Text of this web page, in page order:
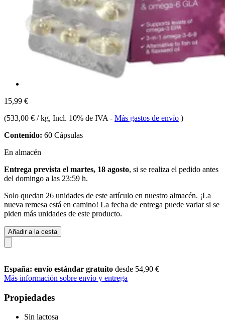
15,99 €
(533,00 € / kg, Incl. 10% de IVA - Más gastos de envío )
Contenido: 60 Cápsulas
En almacén
Entrega prevista el martes, 18 agosto, si se realiza el pedido antes
del domingo a las 23:59 h.
Solo quedan 26 unidades de este artículo en nuestro almacén. ¡La
nueva remesa está en camino! La fecha de entrega puede variar si se
piden más unidades de este producto.
Añadir a la cesta
España: envío estándar gratuito desde 54,90 €
Más información sobre envío y entrega
Propiedades
Sin lactosa